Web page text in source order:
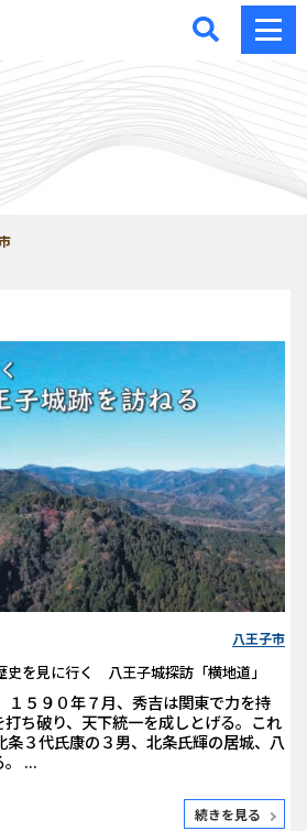
レ -東京・西多摩の
を見に行く 八王子城探訪「横地道」
１５９０年７月、秀吉は関東で力を持
ち破り、天下統一を成しとげる。これ
３代氏康の３男、北条氏輝の居城、八
...
八王子市
続きを見る